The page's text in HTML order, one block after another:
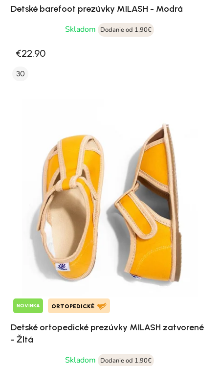
Detské barefoot prezúvky MILASH - Modrá
Skladom
Dodanie od 1,90€
€22,90
30
NOVINKA ORTOPEDICKÉ
Detské ortopedické prezúvky MILASH zatvorené
- Žltá
Skladom
Dodanie od 1,90€